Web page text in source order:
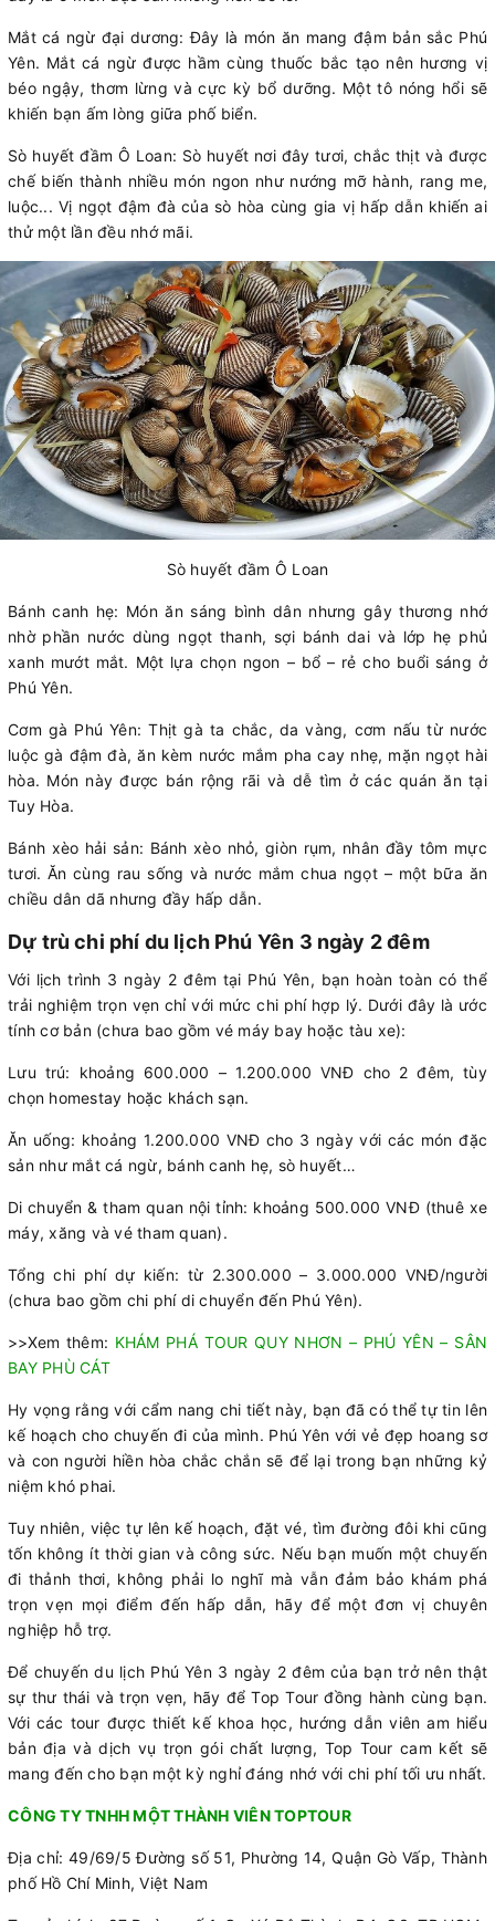
Mắt cá ngừ đại dương: Đây là món ăn mang đậm bản sắc Phú
Yên. Mắt cá ngừ được hầm cùng thuốc bắc tạo nên hương vị
béo ngậy, thơm lừng và cực kỳ bổ dưỡng. Một tô nóng hổi sẽ
khiến bạn ấm lòng giữa phố biển.
Sò huyết đầm Ô Loan: Sò huyết nơi đây tươi, chắc thịt và được
chế biến thành nhiều món ngon như nướng mỡ hành, rang me,
luộc... Vị ngọt đậm đà của sò hòa cùng gia vị hấp dẫn khiến ai
thử một lần đều nhớ mãi.
Sò huyết đầm Ô Loan
Bánh canh hẹ: Món ăn sáng bình dân nhưng gây thương nhớ
nhờ phần nước dùng ngọt thanh, sợi bánh dai và lớp hẹ phủ
xanh mướt mắt. Một lựa chọn ngon – bổ – rẻ cho buổi sáng ở
Phú Yên.
Cơm gà Phú Yên: Thịt gà ta chắc, da vàng, cơm nấu từ nước
luộc gà đậm đà, ăn kèm nước mắm pha cay nhẹ, mặn ngọt hài
hòa. Món này được bán rộng rãi và dễ tìm ở các quán ăn tại
Tuy Hòa.
Bánh xèo hải sản: Bánh xèo nhỏ, giòn rụm, nhân đầy tôm mực
tươi. Ăn cùng rau sống và nước mắm chua ngọt – một bữa ăn
chiều dân dã nhưng đầy hấp dẫn.
Dự trù chi phí du lịch Phú Yên 3 ngày 2 đêm
Với lịch trình 3 ngày 2 đêm tại Phú Yên, bạn hoàn toàn có thể
trải nghiệm trọn vẹn chỉ với mức chi phí hợp lý. Dưới đây là ước
tính cơ bản (chưa bao gồm vé máy bay hoặc tàu xe):
Lưu trú: khoảng 600.000 – 1.200.000 VNĐ cho 2 đêm, tùy
chọn homestay hoặc khách sạn.
Ăn uống: khoảng 1.200.000 VNĐ cho 3 ngày với các món đặc
sản như mắt cá ngừ, bánh canh hẹ, sò huyết…
Di chuyển & tham quan nội tỉnh: khoảng 500.000 VNĐ (thuê xe
máy, xăng và vé tham quan).
Tổng chi phí dự kiến: từ 2.300.000 – 3.000.000 VNĐ/người
(chưa bao gồm chi phí di chuyển đến Phú Yên).
>>Xem thêm: KHÁM PHÁ TOUR QUY NHƠN – PHÚ YÊN – SÂN
BAY PHÙ CÁT
Hy vọng rằng với cẩm nang chi tiết này, bạn đã có thể tự tin lên
kế hoạch cho chuyến đi của mình. Phú Yên với vẻ đẹp hoang sơ
và con người hiền hòa chắc chắn sẽ để lại trong bạn những kỷ
niệm khó phai.
Tuy nhiên, việc tự lên kế hoạch, đặt vé, tìm đường đôi khi cũng
tốn không ít thời gian và công sức. Nếu bạn muốn một chuyến
đi thảnh thơi, không phải lo nghĩ mà vẫn đảm bảo khám phá
trọn vẹn mọi điểm đến hấp dẫn, hãy để một đơn vị chuyên
nghiệp hỗ trợ.
Để chuyến du lịch Phú Yên 3 ngày 2 đêm của bạn trở nên thật
sự thư thái và trọn vẹn, hãy để Top Tour đồng hành cùng bạn.
Với các tour được thiết kế khoa học, hướng dẫn viên am hiểu
bản địa và dịch vụ trọn gói chất lượng, Top Tour cam kết sẽ
mang đến cho bạn một kỳ nghỉ đáng nhớ với chi phí tối ưu nhất.
CÔNG TY TNHH MỘT THÀNH VIÊN TOPTOUR
Địa chỉ: 49/69/5 Đường số 51, Phường 14, Quận Gò Vấp, Thành
phố Hồ Chí Minh, Việt Nam